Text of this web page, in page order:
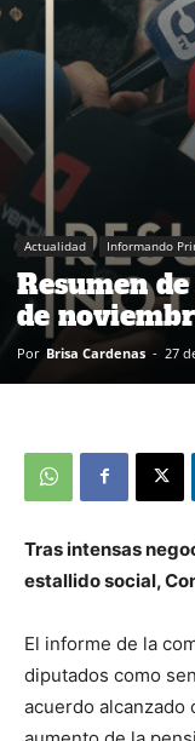
Actualidad Informando
Resumen
de
Por Brisa Cardenas - 27
Tras intensas
estallido social,
El informe de la
diputados como
acuerdo alcanzado